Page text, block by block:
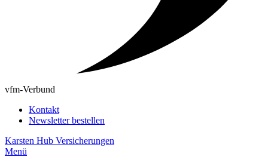
vfm-Verbund
Kontakt
Newsletter bestellen
Karsten Hub Versicherungen
Menü